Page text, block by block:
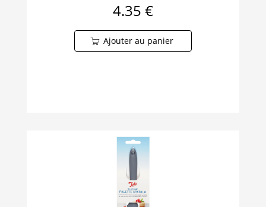
4.35 €
Ajouter au panier